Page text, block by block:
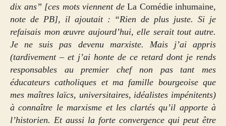
dix ans” [ces mots viennent deLa Comédie inhumaine,
note de PB], il ajoutait : “Rien de plus juste. Si je
refaisais mon œuvre aujourd’hui, elle serait tout autre.
Je ne suis pas devenu marxiste. Mais j’ai appris
(tardivement – et j’ai honte de ce retard dont je rends
responsables au premier chef non pas tant mes
éducateurs catholiques et ma famille bourgeoise que
mes maîtres laïcs, universitaires, idéalistes impénitents)
à connaître le marxisme et les clartés qu’il apporte à
l’historien. Et aussi la forte convergence qui peut être